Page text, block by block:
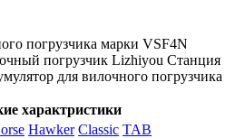
погрузчика марки VSF4N
погрузчик Lizhiyou Станция
для вилочного погрузчика
характристики
Hawker Classic TAB